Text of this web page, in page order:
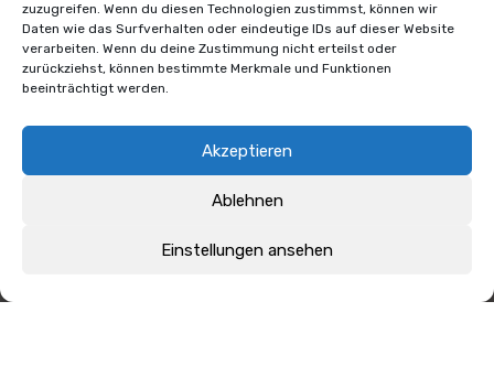
zuzugreifen. Wenn du diesen Technologien zustimmst, können wir
Daten wie das Surfverhalten oder eindeutige IDs auf dieser Website
verarbeiten. Wenn du deine Zustimmung nicht erteilst oder
zurückziehst, können bestimmte Merkmale und Funktionen
beeinträchtigt werden.
Akzeptieren
Ablehnen
Einstellungen ansehen
wurde 2011 zum RTL-Dschungelkönig gewählt. Peer ist seit
2013 als Moderator beim Berliner Radiosender 943 RS2 tätig.